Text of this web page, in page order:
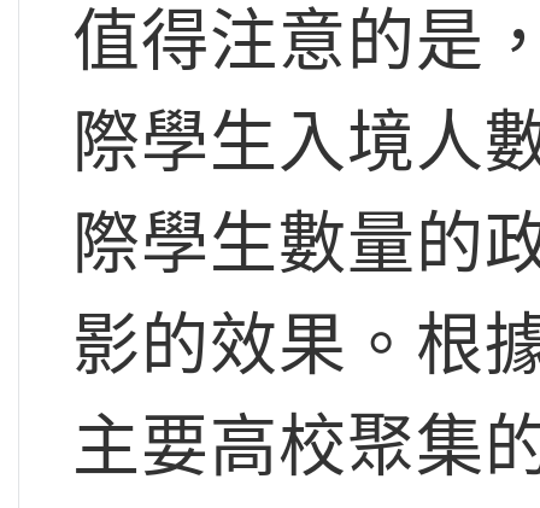
值得注意的是
際學生入境人
際學生數量的
影的效果。根
主要高校聚集